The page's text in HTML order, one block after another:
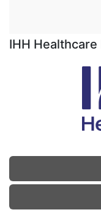
IHH